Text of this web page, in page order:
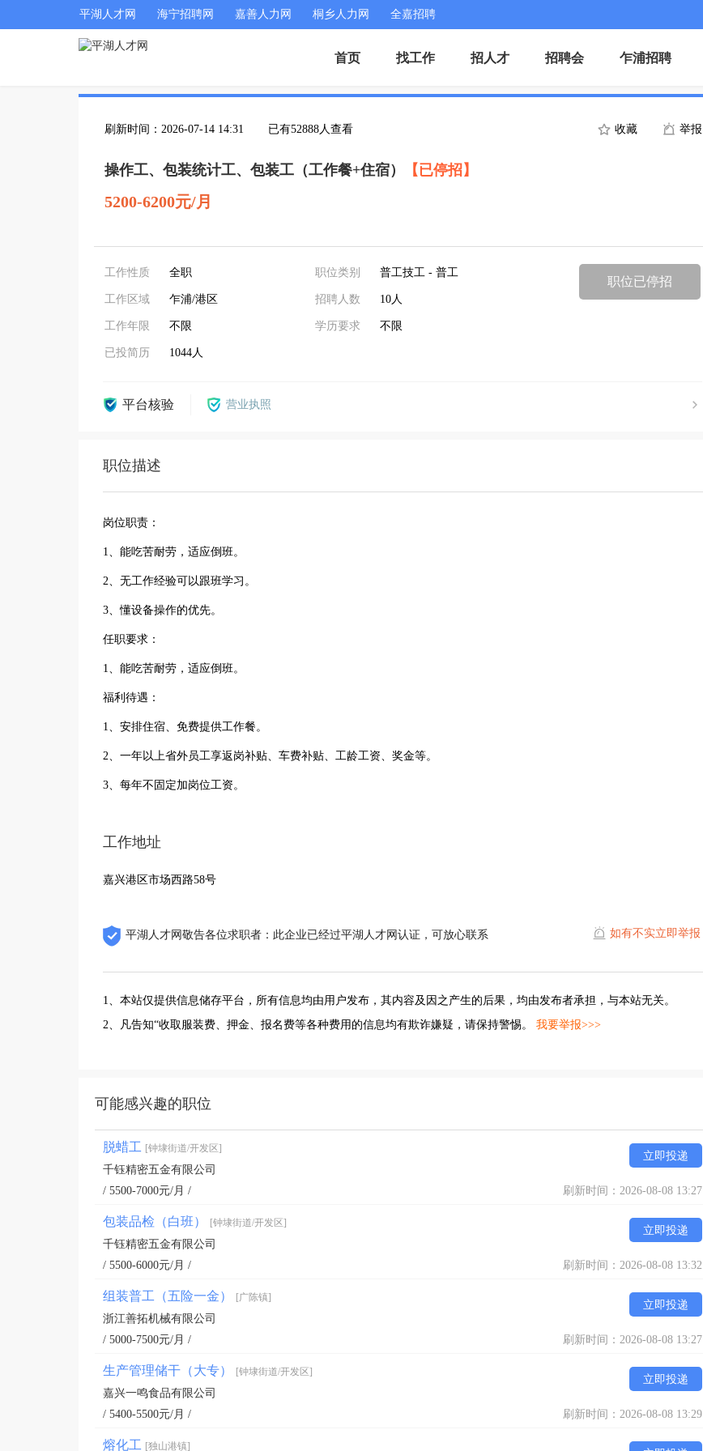
平湖人才网 海宁招聘网 嘉善人力网 桐乡人力网 全嘉招聘
首页 找工作 招人才 招聘会 乍浦招聘
刷新时间：2026-07-14 14:31 已有52888人查看 收藏 举报
操作工、包装统计工、包装工（工作餐+住宿） 【已停招】
5200-6200元/月
工作性质 全职
工作区域 乍浦/港区
工作年限 不限
已投简历 1044人
职位类别 普工技工 - 普工
招聘人数 10人
学历要求 不限
职位已停招
平台核验 营业执照
职位描述
岗位职责：
1、能吃苦耐劳，适应倒班。
2、无工作经验可以跟班学习。
3、懂设备操作的优先。
任职要求：
1、能吃苦耐劳，适应倒班。
福利待遇：
1、安排住宿、免费提供工作餐。
2、一年以上省外员工享返岗补贴、车费补贴、工龄工资、奖金等。
3、每年不固定加岗位工资。
工作地址
嘉兴港区市场西路58号
平湖人才网敬告各位求职者：此企业已经过平湖人才网认证，可放心联系 如有不实立即举报
1、本站仅提供信息储存平台，所有信息均由用户发布，其内容及因之产生的后果，均由发布者承担，与本站无关。
2、凡告知“收取服装费、押金、报名费等各种费用的信息均有欺诈嫌疑，请保持警惕。 我要举报>>>
可能感兴趣的职位
脱蜡工 [钟埭街道/开发区]
立即投递
千钰精密五金有限公司
/ 5500-7000元/月 /
刷新时间：2026-08-08 13:27
包装品检（白班） [钟埭街道/开发区]
立即投递
千钰精密五金有限公司
/ 5500-6000元/月 /
刷新时间：2026-08-08 13:32
组装普工（五险一金） [广陈镇]
立即投递
浙江善拓机械有限公司
/ 5000-7500元/月 /
刷新时间：2026-08-08 13:27
生产管理储干（大专） [钟埭街道/开发区]
立即投递
嘉兴一鸣食品有限公司
/ 5400-5500元/月 /
刷新时间：2026-08-08 13:29
熔化工 [独山港镇]